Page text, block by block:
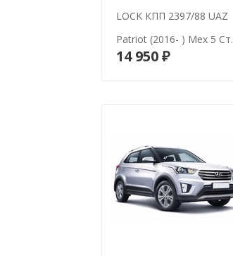
LOCK КПП 2397/88 UAZ
Patriot (2016- ) Мех 5 Ст.
14 950 ₽В корзину